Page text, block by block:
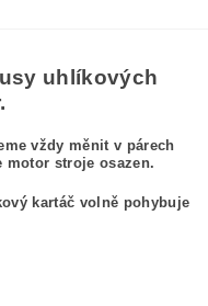
uhlíkových
vždy měnit v párech
motor stroje osazen.
kartáč volně pohybuje